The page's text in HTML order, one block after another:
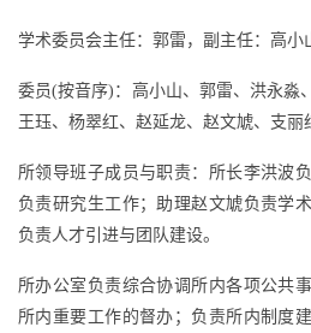
学术委员会主任：郭雷，副主任：高小
委员(按音序)：高小山、郭雷、洪永淼
王珏、杨翠红、赵延龙、赵文虓、支丽
所领导班子成员与职责：所长李洪波
负责研究生工作；助理赵文虓负责学
负责人才引进与团队建设。
所办公室负责综合协调所内各项公共
所内重要工作的督办；负责所内制度